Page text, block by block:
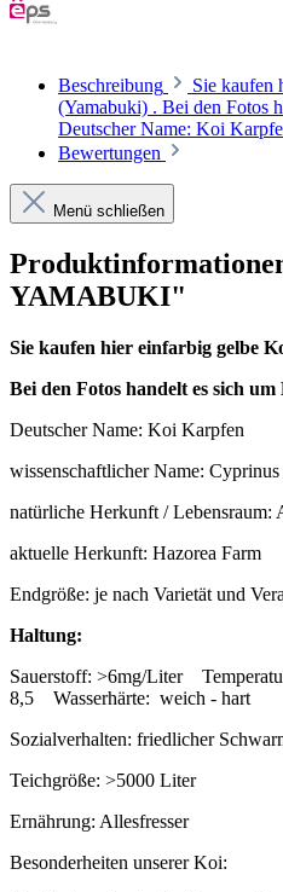
Beschreibung
Sie kaufen
(Yamabuki) . Bei den Fotos
Deutscher Name: Koi
Bewertungen
Menü schließen
YAMABUKI"
Sie kaufen hier einfarbig gelbe
Bei den Fotos handelt es sich um
Deutscher Name: Koi Karpfen
wissenschaftlicher Name:
natürliche Herkunft / Lebensraum:
aktuelle Herkunft: Hazorea Farm
Endgröße: je nach Varietät und
Haltung:
Sauerstoff: >6mg/Liter
8,5 Wasserhärte: weich - hart
Sozialverhalten: friedlicher
Teichgröße: >5000 Liter
Ernährung: Allesfresser
Besonderheiten unserer Koi: